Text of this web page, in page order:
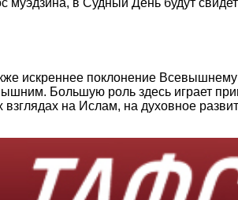
в Судный День будут
искреннее поклонение
Большую роль здесь играет
на Ислам, на духовное